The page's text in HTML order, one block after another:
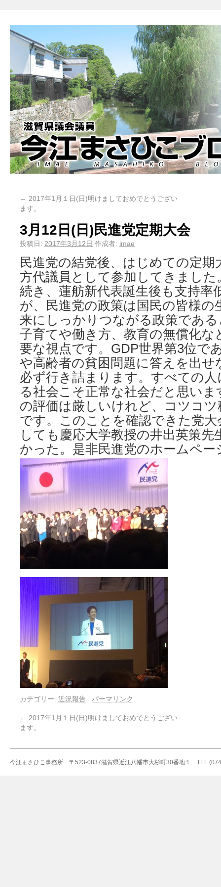
← 2017年1月１日(日)明けましておめでとうござい
ます。
3月12日(日)民進党定期大会
投稿日: 2017年3月12日 作成者: imae
民進党の結党後、はじめての定期
方代議員として参加してきました
続き、蓮舫新代表誕生後も支持率
が、民進党の政策は国民の皆様の
来にしっかりつながる政策であ
子育てや働き方、教育の無償化な
要な視点です。GDP世界第3位で
や高齢者の貧困問題に答えを出せ
必ず行き詰まります。すべての
る社会こそ正常な社会だと思い
の評価は厳しいけれど、コツコ
です。このことを確認できた党
しても慶応大学教授の井出英策先
かった。是非民進党のホームペ
カテゴリー: 近況報告 パーマリンク
← 2017年1月１日(日)明けましておめでとうござい
ます。
今江まさひこ事務所 〒523-0837滋賀県近江八幡市大杉町30番地１ TEL